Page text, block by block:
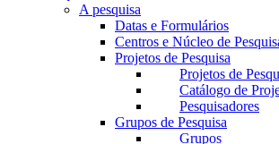
A pesquisa
Datas e Formulários
Centros e Núcleo de
Projetos de Pesquisa
Projetos de
Catálogo de
Pesquisadores
Grupos de Pesquisa
Grupos